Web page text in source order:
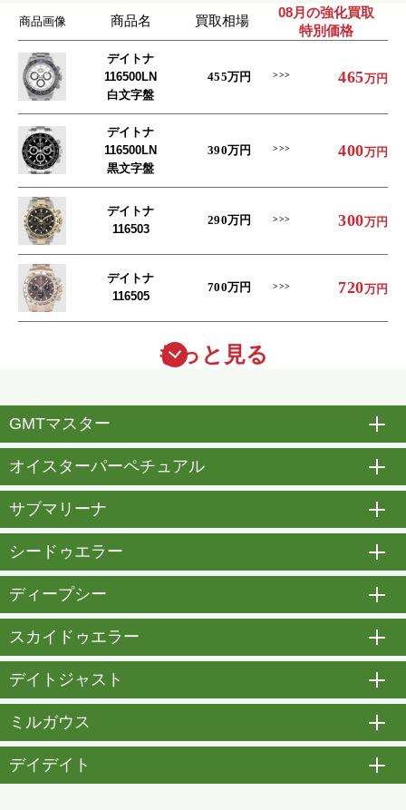
商品画像 商品名 買取相場
08月の強化買取
特別価格
デイトナ
116500LN
白文字盤
455万円 465万円
デイトナ
116500LN
黒文字盤
390万円 400万円
デイトナ
116503
290万円 300万円
デイトナ
116505
700万円 720万円
もっと見る
GMTマスター
オイスターパーペチュアル
サブマリーナ
シードゥエラー
ディープシー
スカイドゥエラー
デイトジャスト
ミルガウス
デイデイト